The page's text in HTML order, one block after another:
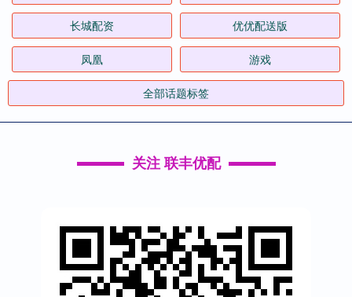
长城配资 优优配送版
凤凰 游戏
全部话题标签
关注 联丰优配